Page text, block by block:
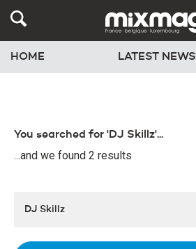
HOME LATEST NEWS
You searched for 'DJ Skillz'...
...and we found 2 results